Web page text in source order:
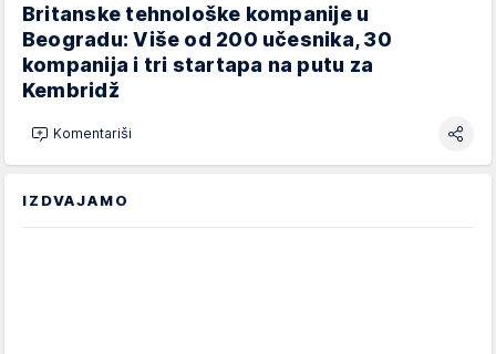
Britanske tehnološke kompanije u
Beogradu: Više od 200 učesnika, 30
kompanija i tri startapa na putu za
Kembridž
Komentariši
IZDVAJAMO